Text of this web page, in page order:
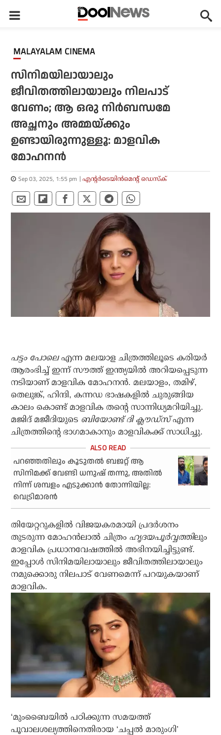
MALAYALAM CINEMA
സിനിമയിലായാലും
ജീവിതത്തിലായാലും നിലപാട്
വേണം; ആ ഒരു നിര്‍ബന്ധമേ
അച്ഛനും അമ്മയ്ക്കും
ഉണ്ടായിരുന്നുള്ളൂ: മാളവിക
മോഹനന്‍
Sep 03, 2025, 1:55 pm എന്റര്‍ടെയിന്‍മെന്റ് ഡെസ്‌ക്
പട്ടം പോലെഎന്ന മലയാള ചിത്രത്തിലൂടെ കരിയര്‍
ആരംഭിച്ച് ഇന്ന് സൗത്ത് ഇന്ത്യയില്‍ അറിയപ്പെടുന്ന
നടിയാണ് മാളവിക മോഹനന്‍. മലയാളം, തമിഴ്,
തെലുങ്ക്, ഹിന്ദി, കന്നഡ ഭാഷകളില്‍ ചുരുങ്ങിയ
കാലം കൊണ്ട് മാളവിക തന്റെ സാന്നിധ്യമറിയിച്ചു.
മജിദ് മജീദിയുടെ ബിയോണ്ട് ദി ക്ലൗഡ്‌സ്എന്ന
ചിത്രത്തിന്റെ ഭാഗമാകാനും മാളവികക്ക് സാധിച്ചു.
പറഞ്ഞതിലും കൂടുതല്‍ ബജറ്റ് ആ
സിനിമക്ക് വേണ്ടി ധനുഷ് തന്നു, അതില്‍
നിന്ന് ശമ്പളം എടുക്കാന്‍ തോന്നിയില്ല:
വെട്രിമാരന്‍
തിയേറ്ററുകളില്‍ വിജയകരമായി പ്രദര്‍ശനം
തുടരുന്ന മോഹന്‍ലാല്‍ ചിത്രം ഹൃദയപൂര്‍വ്വത്തിലും
മാളവിക പ്രധാനവേഷത്തില്‍ അഭിനയിച്ചിട്ടുണ്ട്.
ഇപ്പോള്‍ സിനിമയിലായാലും ജീവിതത്തിലായാലും
നമുക്കൊരു നിലപാട് വേണമെന്ന് പറയുകയാണ്
മാളവിക.
‘മുംബൈയില്‍ പഠിക്കുന്ന സമയത്ത്
പൂവാലശല്യത്തിനെതിരായ ‘ചപ്പല്‍ മാരുംഗി’